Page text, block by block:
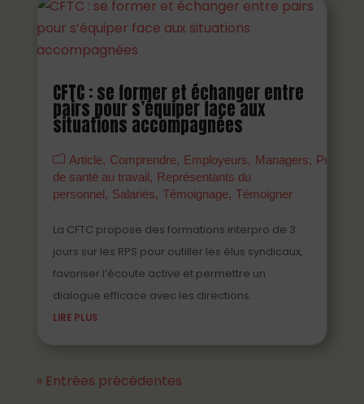
CFTC : se former et échanger entre
pairs pour s’équiper face aux
situations accompagnées
Article Comprendre Employeurs Managers
Prévenir
de santé au travail
Représentants du
personnel
Salariés Témoignage Témoigner
La CFTC propose des formations interpro de 3
jours sur les RPS pour outiller les élus syndicaux,
favoriser l’écoute active et permettre un
dialogue efficace avec les directions.
LIRE PLUS
« Entrées précédentes